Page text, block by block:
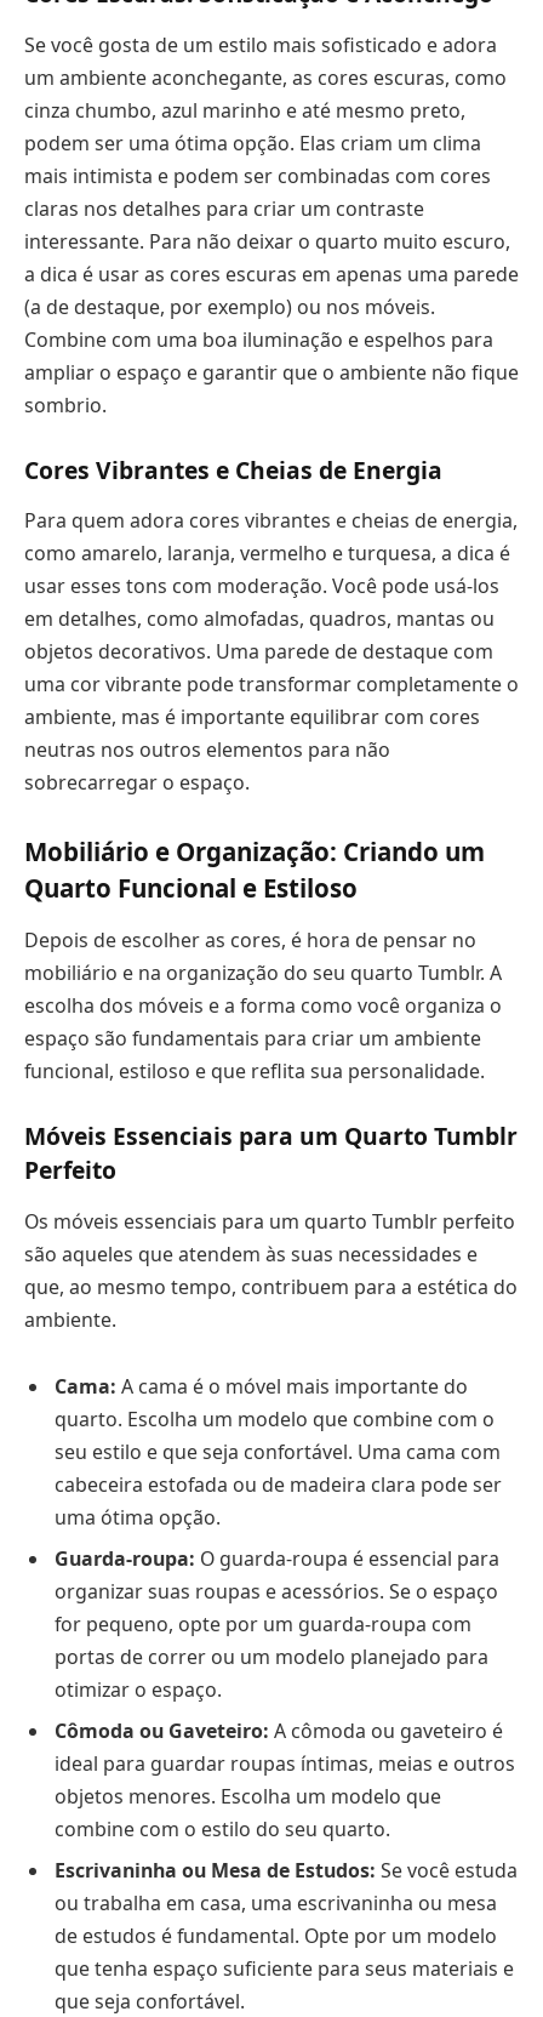
Se você gosta de um estilo mais sofisticado e adora
um ambiente aconchegante, as cores escuras, como
cinza chumbo, azul marinho e até mesmo preto,
podem ser uma ótima opção. Elas criam um clima
mais intimista e podem ser combinadas com cores
claras nos detalhes para criar um contraste
interessante. Para não deixar o quarto muito escuro,
a dica é usar as cores escuras em apenas uma parede
(a de destaque, por exemplo) ou nos móveis.
Combine com uma boa iluminação e espelhos para
ampliar o espaço e garantir que o ambiente não fique
sombrio.
Cores Vibrantes e Cheias de Energia
Para quem adora cores vibrantes e cheias de energia,
como amarelo, laranja, vermelho e turquesa, a dica é
usar esses tons com moderação. Você pode usá-los
em detalhes, como almofadas, quadros, mantas ou
objetos decorativos. Uma parede de destaque com
uma cor vibrante pode transformar completamente o
ambiente, mas é importante equilibrar com cores
neutras nos outros elementos para não
sobrecarregar o espaço.
Mobiliário e Organização: Criando um
Quarto Funcional e Estiloso
Depois de escolher as cores, é hora de pensar no
mobiliário e na organização do seu quarto Tumblr. A
escolha dos móveis e a forma como você organiza o
espaço são fundamentais para criar um ambiente
funcional, estiloso e que reflita sua personalidade.
Móveis Essenciais para um Quarto Tumblr
Perfeito
Os móveis essenciais para um quarto Tumblr perfeito
são aqueles que atendem às suas necessidades e
que, ao mesmo tempo, contribuem para a estética do
ambiente.
Cama: A cama é o móvel mais importante do
quarto. Escolha um modelo que combine com o
seu estilo e que seja confortável. Uma cama com
cabeceira estofada ou de madeira clara pode ser
uma ótima opção.
Guarda-roupa: O guarda-roupa é essencial para
organizar suas roupas e acessórios. Se o espaço
for pequeno, opte por um guarda-roupa com
portas de correr ou um modelo planejado para
otimizar o espaço.
Cômoda ou Gaveteiro: A cômoda ou gaveteiro é
ideal para guardar roupas íntimas, meias e outros
objetos menores. Escolha um modelo que
combine com o estilo do seu quarto.
Escrivaninha ou Mesa de Estudos: Se você estuda
ou trabalha em casa, uma escrivaninha ou mesa
de estudos é fundamental. Opte por um modelo
que tenha espaço suficiente para seus materiais e
que seja confortável.